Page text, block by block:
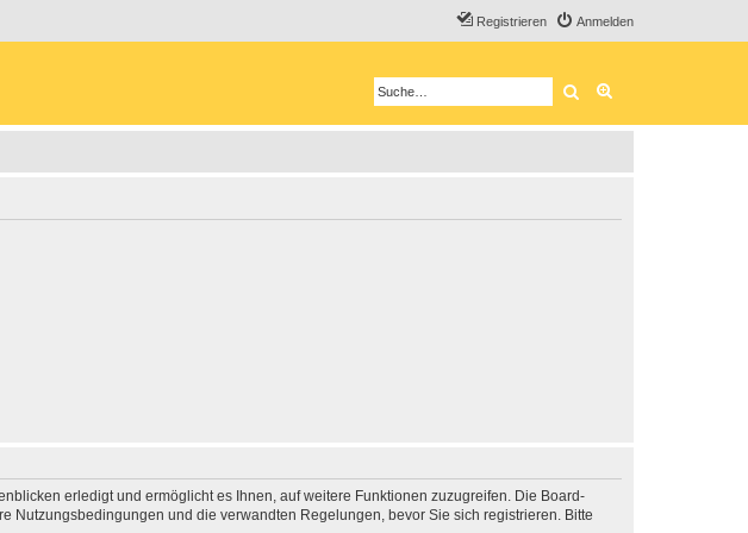
Anmelden
Registrieren
Suche
erledigt und ermöglicht es Ihnen, auf weitere Funktionen zuzugreifen. Die Board-
Nutzungsbedingungen und die verwandten Regelungen, bevor Sie sich registrieren. Bitte